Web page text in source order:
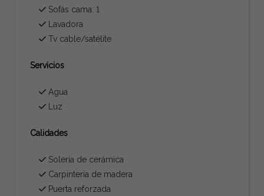
Sofás cama: 1
Lavadora
Tv cable/satélite
Servicios
Agua
Luz
Calidades
Solería de cerámica
Carpintería de madera
Puerta reforzada